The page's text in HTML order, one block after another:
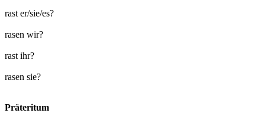
rast er/sie/es?
rasen wir?
rast ihr?
rasen sie?
Präteritum